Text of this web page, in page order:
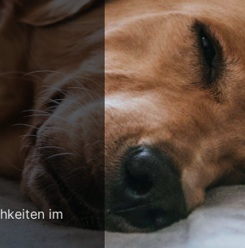
im